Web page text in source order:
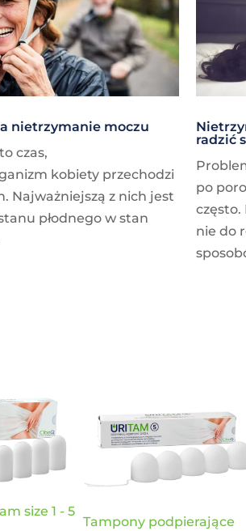
nietrzymanie moczu
czas,
kobiety przechodzi
Najważniejszą z nich jest
płodnego w stan
radzić
po
nie do
size 1 - 5
Tampony podpierające